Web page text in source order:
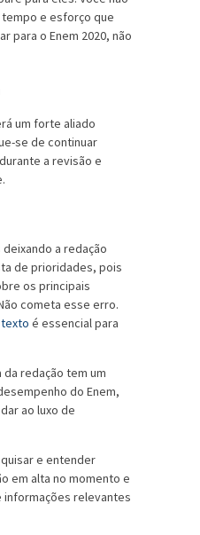
e esforço que
para o Enem 2020, não
um forte aliado
se de continuar
a revisão e
a redação
de prioridades, pois
os principais
cometa esse erro.
é essencial para
redação tem um
do Enem,
ao luxo de
e entender
em alta no momento e
relevantes